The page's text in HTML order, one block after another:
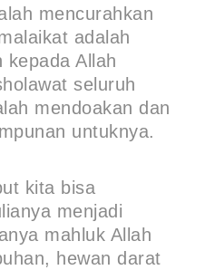
mencurahkan
adalah
kepada Allah
seluruh
mendoakan dan
untuknya.
kita bisa
menjadi
mahluk Allah
hewan darat